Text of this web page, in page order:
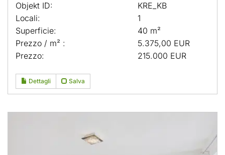
Objekt ID:
KRE_KB
Locali:
1
Superficie:
40 m²
Prezzo / m² :
5.375,00 EUR
Prezzo:
215.000 EUR
Dettagli Salva